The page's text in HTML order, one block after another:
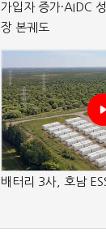
가입자 증가·AIDC
장 본궤도
배터리 3사, 호남